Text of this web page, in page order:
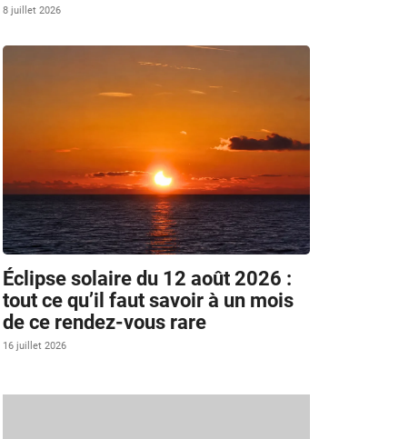
8 juillet 2026
Éclipse solaire du 12 août 2026 :
tout ce qu’il faut savoir à un mois
de ce rendez-vous rare
16 juillet 2026